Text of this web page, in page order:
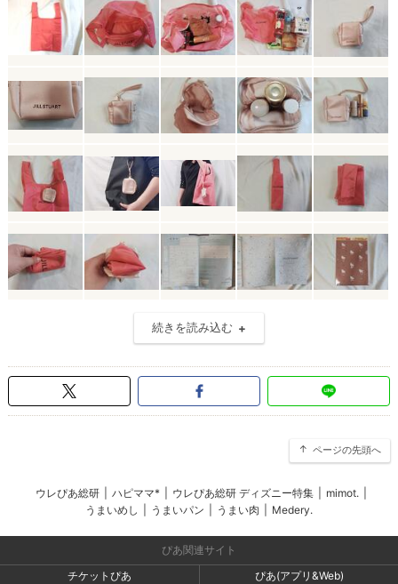
続きを読み込む
ページの先頭へ
ウレぴあ総研 ハピママ* ウレぴあ総研 ディズニー特集 mimot.
うまいめし
うまいパン うまい肉 Medery.
ぴあ関連サイト
チケットぴあ
ぴあ(アプリ&Web)